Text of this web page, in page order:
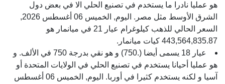
هو عمليا نادرا ما يستخدم في تصنيع الحلي الا في بعض دول
الشرق الأوسط مثل مصر. اليوم, الخميس 06 أغسطس 2026,
السعر الحالي للذهب كيلوغرام عيار 21 في ميانمار هو
443,564,835.87 كيات ميانمار.
عيار 18 يسمى أيضا (.750) و هو نقي بدرجة 750 في الألف. و
هو عمليا أحيانا يستخدم في تصنيع الحلي في الولايات المتحدة أو
آسيا و لكنه يستخدم كثيرا في أوربا. اليوم, الخميس 06 أغسطس